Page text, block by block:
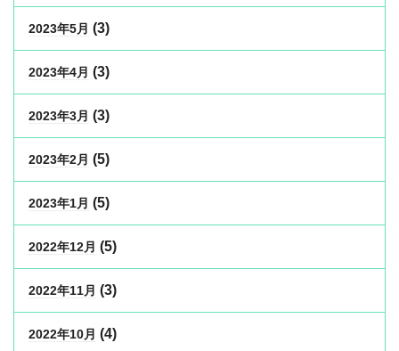
2023年5月 (3)
2023年4月 (3)
2023年3月 (3)
2023年2月 (5)
2023年1月 (5)
2022年12月 (5)
2022年11月 (3)
2022年10月 (4)